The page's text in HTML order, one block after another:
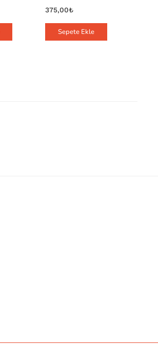
375,00₺
Sepete Ekle